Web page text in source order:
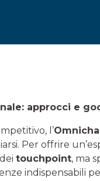
approcci e
l’
Per offrire
touchpoint, ma
indispensabili